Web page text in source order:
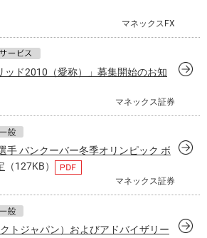
マネックスFX
ッド2010（愛称）」募集開始のお知
マネックス証券
手 バンクーバー冬季オリンピック ボ
（127KB）
マネックス証券
トジャパン）およびアドバイザリー